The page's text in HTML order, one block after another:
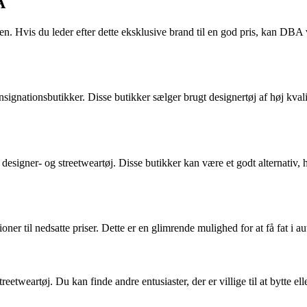
Hvis du leder efter dette eksklusive brand til en god pris, kan
Disse butikker sælger brugt designertøj af høj
og streetweartøj. Disse butikker kan være et godt
til nedsatte priser. Dette er en glimrende mulighed for at få fat i
Du kan finde andre entusiaster, der er villige til at bytte